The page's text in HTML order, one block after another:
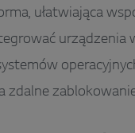
ułatwiająca
urządzenia
zdalne